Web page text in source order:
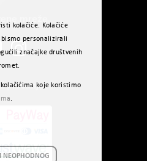
mreže
plaćanja
kolačiće. Kolačiće
personalizirali
značajke društvenih
koje koristimo
.
NEOPHODNOG